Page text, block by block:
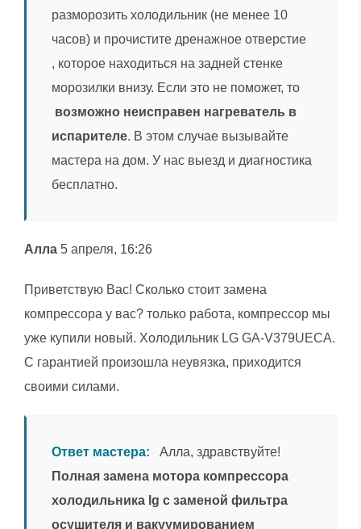
разморозить холодильник (не менее 10
часов) и прочистите дренажное отверстие
, которое находиться на задней стенке
морозилки внизу. Если это не поможет, то
возможно неисправен нагреватель в
испарителе. В этом случае вызывайте
мастера на дом. У нас выезд и диагностика
бесплатно.
Алла 5 апреля, 16:26
Приветствую Вас! Сколько стоит замена
компрессора у вас? только работа, компрессор мы
уже купили новый. Холодильник LG GA-V379UECA.
С гарантией произошла неувязка, приходится
своими силами.
Ответ мастера: Алла, здравствуйте!
Полная замена мотора компрессора
холодильника lg с заменой фильтра
осушителя и вакуумированием